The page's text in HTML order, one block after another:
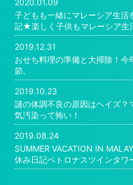
2020.01.09
子どもも一緒にマレーシア生活
記★楽しく子供もマレーシア生
2019.12.31
おせち料理の準備と大掃除！
節。
2019.10.23
謎の体調不良の原因はヘイズ
気汚染って怖い！
2019.08.24
SUMMER VACATION IN
休み日記ペトロナスツインタワ